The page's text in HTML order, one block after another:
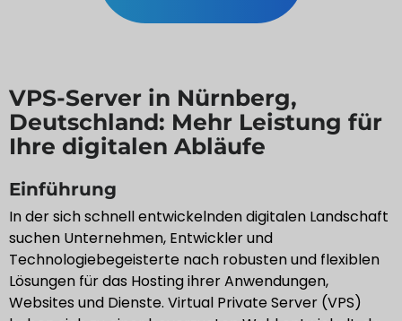
VPS-Server in Nürnberg,
Deutschland: Mehr Leistung für
Ihre digitalen Abläufe
Einführung
In der sich schnell entwickelnden digitalen Landschaft
suchen Unternehmen, Entwickler und
Technologiebegeisterte nach robusten und flexiblen
Lösungen für das Hosting ihrer Anwendungen,
Websites und Dienste. Virtual Private Server (VPS)